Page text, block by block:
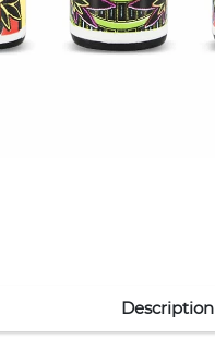
Description